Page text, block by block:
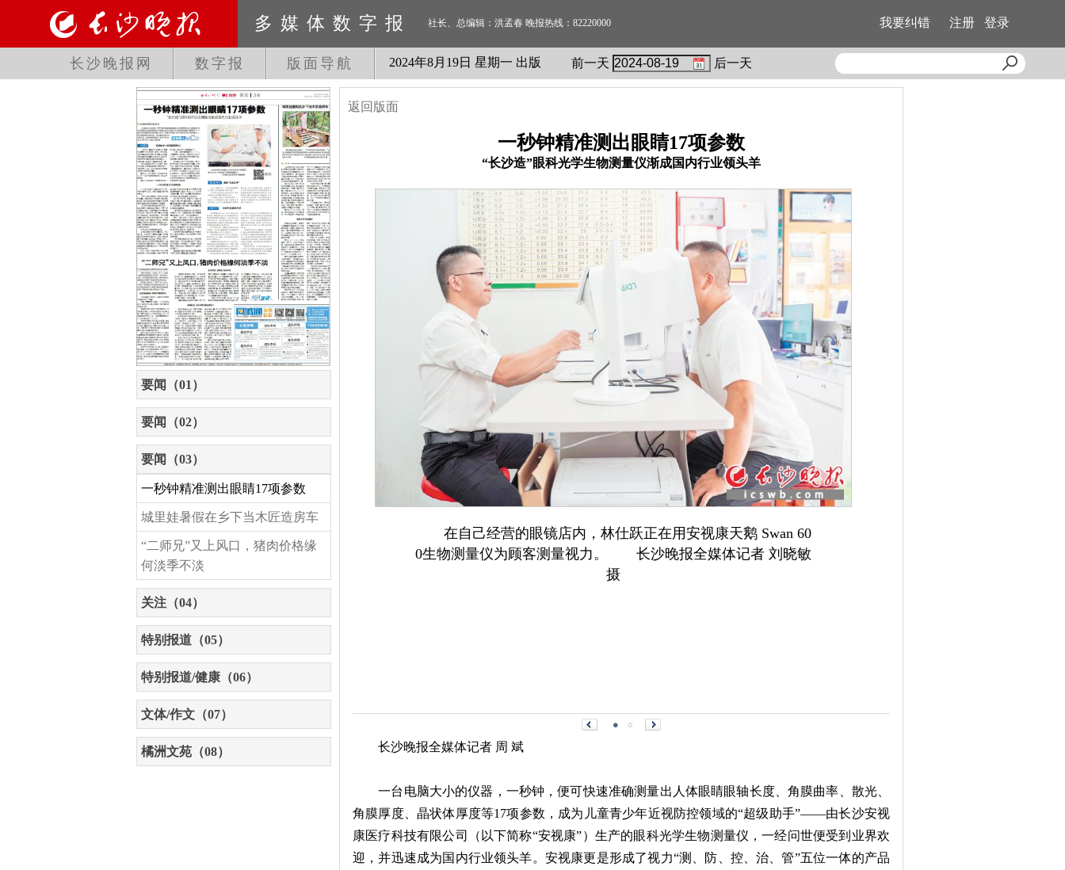
多媒体数字报 社长、总编辑：洪孟春 晚报热线：82220000 我要纠错 注册 登录
长沙晚报网 数字报 版面导航 2024年8月 19日 星期一 出版 前一天 后一天
要闻（01）
要闻（02）
要闻（03）
一秒钟精准测出眼睛17项参数
城里娃暑假在乡下当木匠造房车
“二师兄”又上风口，猪肉价格缘
何淡季不淡
关注（04）
特别报道（05）
特别报道/健康（06）
文体/作文（07）
橘洲文苑（08）
返回版面
一秒钟精准测出眼睛17项参数
“长沙造”眼科光学生物测量仪渐成国内行业领头羊
在自己经营的眼镜店内，林仕跃正在用安视康天鹅 Swan 60
0生物测量仪为顾客测量视力。 长沙晚报全媒体记者 刘晓敏
摄
长沙晚报全媒体记者 周 斌
一台电脑大小的仪器，一秒钟，便可快速准确测量出人体眼睛眼轴长度、角膜曲率、散光、
角膜厚度、晶状体厚度等17项参数，成为儿童青少年近视防控领域的“超级助手”——由长沙安视
康医疗科技有限公司（以下简称“安视康”）生产的眼科光学生物测量仪，一经问世便受到业界欢
迎，并迅速成为国内行业领头羊。安视康更是形成了视力“测、防、控、治、管”五位一体的产品